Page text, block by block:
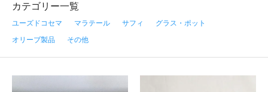
カテゴリー一覧
ユーズドコセマ マラテール サフィ
グラス・ポット
オリーブ製品
その他